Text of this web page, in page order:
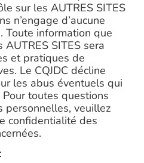
sur les AUTRES SITES
n’engage d’aucune
Toute information que
SITES sera
et pratiques de
Le CQJDC décline
les abus éventuels qui
toutes questions
personnelles, veuillez
confidentialité des